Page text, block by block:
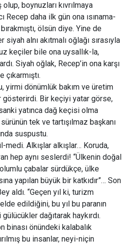
boynuzları kıvrılmaya
daha ilk gün ona ısınama-
ölsün diye. Yine de
alnı akıtmalı oğlağı sırasıyla
keçiler bile ona uysallık-la,
Siyah oğlak, Recep’in ona karşı
yirmi dönümlük bakım ve üretim
Bir keçiyi yatar görse,
yatınca dağ keçisi olma
tek ve tartışılmaz başkanı
suspustu.
Alkışlar alkışlar… Koruda,
hep aynı seslerdi! “Ülkenin doğal
çabalar sürdükçe, ülke
yapılan büyük bir katkıdır”… Son
aldı. “Geçen yıl ki, turizm
edildiğini, bu yıl bu paranın
dağıtarak haykırdı.
binası önündeki kalabalık
bu insanlar, neyi-niçin